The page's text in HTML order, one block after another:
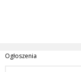
Ogłoszenia